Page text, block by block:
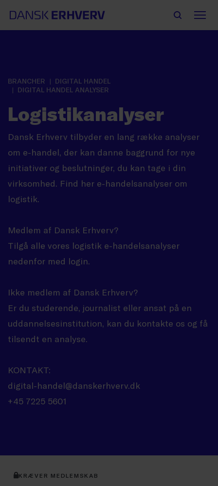
BRANCHER
DIGITAL HANDEL
DIGITAL HANDEL ANALYSER
Logistikanalyser
Dansk Erhverv tilbyder en lang række analyser
om e-handel, der kan danne baggrund for nye
initiativer og beslutninger, du kan tage i din
virksomhed. Find her e-handelsanalyser om
logistik.
Medlem af Dansk Erhverv?
Tilgå alle vores logistik e-handelsanalyser
nedenfor med login.
Ikke medlem af Dansk Erhverv?
Er du studerende, journalist eller ansat på en
uddannelsesinstitution, kan du kontakte os og få
tilsendt en analyse.
KONTAKT:
digital-handel@danskerhverv.dk
+45 7225 5601
KRÆVER MEDLEMSKAB